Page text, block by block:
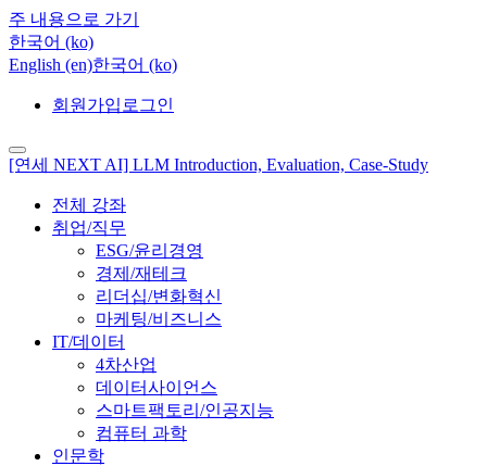
주 내용으로 가기
한국어 ‎(ko)‎
English ‎(en)‎한국어 ‎(ko)‎
회원가입 로그인
[연세 NEXT AI] LLM Introduction, Evaluation, Case-Study
전체 강좌
취업/직무
ESG/윤리경영
경제/재테크
리더십/변화혁신
마케팅/비즈니스
IT/데이터
4차산업
데이터사이언스
스마트팩토리/인공지능
컴퓨터 과학
인문학